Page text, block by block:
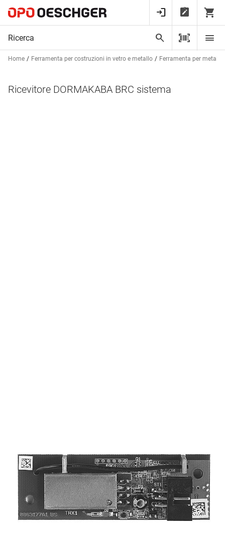
Home Ferramenta per costruzioni in vetro e metallo Ferramenta per
Ricevitore DORMAKABA BRC sistema